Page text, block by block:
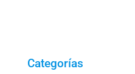
Categorías